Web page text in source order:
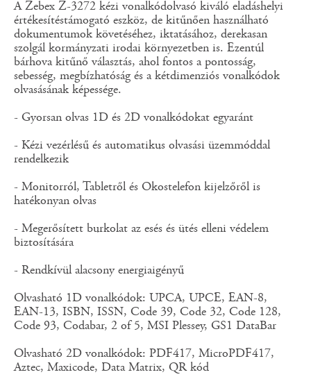
A Zebex Z-3272 kézi vonalkódolvasó kiváló eladáshelyi
értékesítéstámogató eszköz, de kitűnően használható
dokumentumok követéséhez, iktatásához, derekasan
szolgál kormányzati irodai környezetben is. Ezentúl
bárhova kitűnő választás, ahol fontos a pontosság,
sebesség, megbízhatóság és a kétdimenziós vonalkódok
olvasásának képessége.
- Gyorsan olvas 1D és 2D vonalkódokat egyaránt
- Kézi vezérlésű és automatikus olvasási üzemmóddal
rendelkezik
- Monitorról, Tabletről és Okostelefon kijelzőről is
hatékonyan olvas
- Megerősített burkolat az esés és ütés elleni védelem
biztosítására
- Rendkívül alacsony energiaigényű
Olvasható 1D vonalkódok: UPCA, UPCE, EAN-8,
EAN-13, ISBN, ISSN, Code 39, Code 32, Code 128,
Code 93, Codabar, 2 of 5, MSI Plessey, GS1 DataBar
Olvasható 2D vonalkódok: PDF417, MicroPDF417,
Aztec, Maxicode, Data Matrix, QR kód